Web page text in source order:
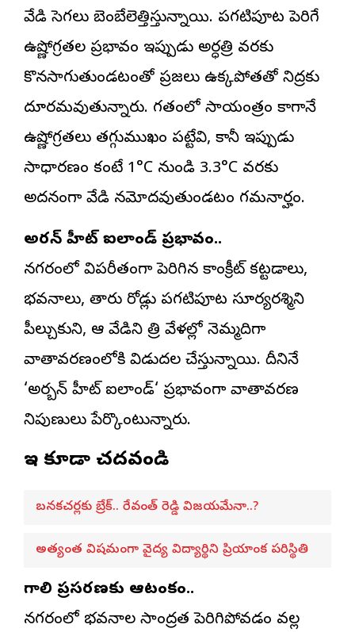
వేడి సెగలు బెంబేలెత్తిస్తున్నాయి. పగటిపూట పెరిగే
ఉష్ణోగ్రతల ప్రభావం ఇప్పుడు అర్ధరాత్రి వరకు
కొనసాగుతుండటంతో ప్రజలు ఉక్కపోతతో నిద్రకు
దూరమవుతున్నారు. గతంలో సాయంత్రం కాగానే
ఉష్ణోగ్రతలు తగ్గుముఖం పట్టేవి, కానీ ఇప్పుడు
సాధారణం కంటే 1°C నుండి 3.3°C వరకు
అదనంగా వేడి నమోదవుతుండటం గమనార్హం.
అర్బన్ హీట్ ఐలాండ్ ప్రభావం..
నగరంలో విపరీతంగా పెరిగిన కాంక్రీట్ కట్టడాలు,
భవనాలు, తారు రోడ్లు పగటిపూట సూర్యరశ్మిని
పీల్చుకుని, ఆ వేడిని రాత్రి వేళల్లో నెమ్మదిగా
వాతావరణంలోకి విడుదల చేస్తున్నాయి. దీనినే
‘అర్బన్ హీట్ ఐలాండ్‘ ప్రభావంగా వాతావరణ
నిపుణులు పేర్కొంటున్నారు.
ఇవి కూడా చదవండి
బనకచర్లకు బ్రేక్.. రేవంత్ రెడ్డి విజయమేనా..?
అత్యంత విషమంగా వైద్య విద్యార్థిని ప్రియాంక పరిస్థితి
గాలి ప్రసరణకు ఆటంకం..
నగరంలో భవనాల సాంద్రత పెరిగిపోవడం వల్ల